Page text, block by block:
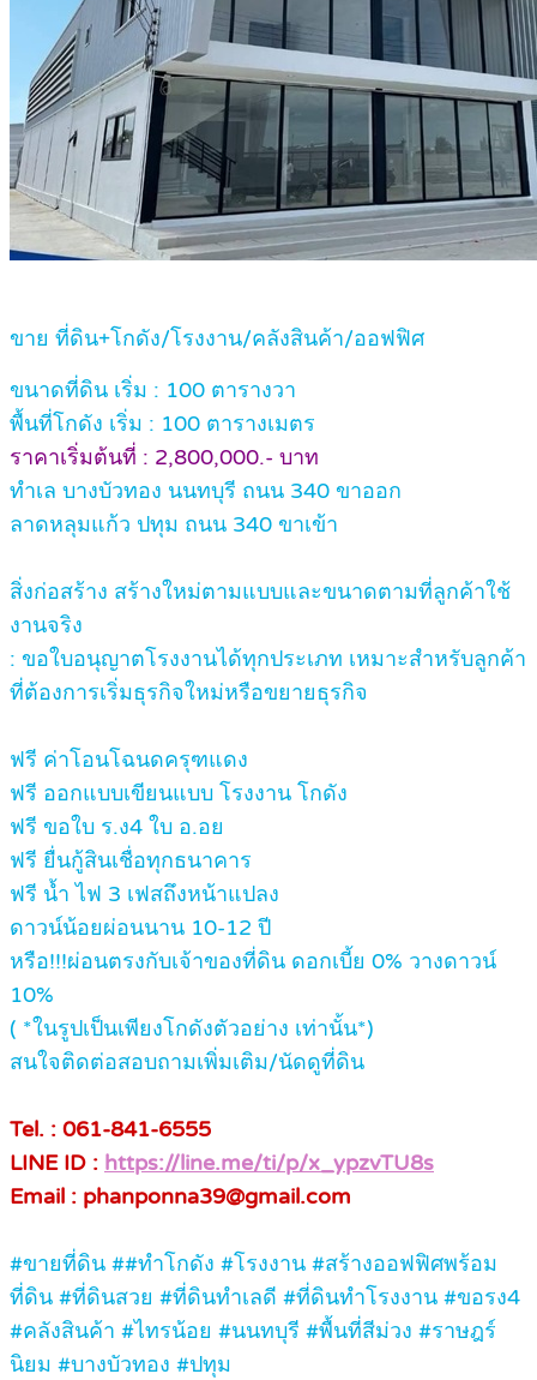
ขาย ที่ดิน+โกดัง/โรงงาน/คลังสินค้า/ออฟฟิศ
ขนาดที่ดิน เริ่ม : 100 ตารางวา
พื้นที่โกดัง เริ่ม : 100 ตารางเมตร
ราคาเริ่มต้นที่ : 2,800,000.- บาท
ทำเล บางบัวทอง นนทบุรี ถนน 340 ขาออก
ลาดหลุมแก้ว ปทุม ถนน 340 ขาเข้า
สิ่งก่อสร้าง สร้างใหม่ตามแบบและขนาดตามที่ลูกค้าใช้
งานจริง
: ขอใบอนุญาตโรงงานได้ทุกประเภท เหมาะสำหรับลูกค้า
ที่ต้องการเริ่มธุรกิจใหม่หรือขยายธุรกิจ
ฟรี ค่าโอนโฉนดครุฑแดง
ฟรี ออกแบบเขียนแบบ โรงงาน โกดัง
ฟรี ขอใบ ร.ง4 ใบ อ.อย
ฟรี ยื่นกู้สินเชื่อทุกธนาคาร
ฟรี น้ำ ไฟ 3 เฟสถึงหน้าแปลง
ดาวน์น้อยผ่อนนาน 10-12 ปี
หรือ!!!ผ่อนตรงกับเจ้าของที่ดิน ดอกเบี้ย 0% วางดาวน์
10%
( *ในรูปเป็นเพียงโกดังตัวอย่าง เท่านั้น*)
สนใจติดต่อสอบถามเพิ่มเติม/นัดดูที่ดิน
Tel. : 061-841-6555
LINE ID : https://line.me/ti/p/x_ypzvTU8s
Email : phanponna39@gmail.com
#ขายที่ดิน ##ทําโกดัง #โรงงาน #สร้างออฟฟิศพร้อม
ที่ดิน #ที่ดินสวย #ที่ดินทำเลดี #ที่ดินทำโรงงาน #ขอรง4
#คลังสินค้า #ไทรน้อย #นนทบุรี #พื้นที่สีม่วง #ราษฎร์
นิยม #บางบัวทอง #ปทุม